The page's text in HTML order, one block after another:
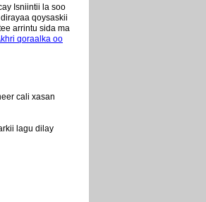
Isniintii la soo
qoysaskii
arrintu sida ma
qoraalka oo
cali xasan
lagu dilay